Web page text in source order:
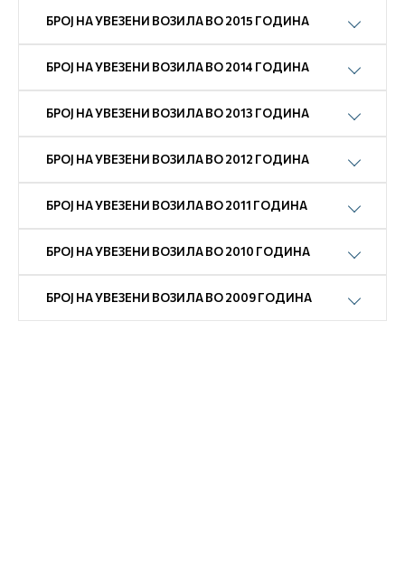
БРОЈ НА УВЕЗЕНИ ВОЗИЛА ВО 2015 ГОДИНА
БРОЈ НА УВЕЗЕНИ ВОЗИЛА ВО 2014 ГОДИНА
БРОЈ НА УВЕЗЕНИ ВОЗИЛА ВО 2013 ГОДИНА
БРОЈ НА УВЕЗЕНИ ВОЗИЛА ВО 2012 ГОДИНА
БРОЈ НА УВЕЗЕНИ ВОЗИЛА ВО 2011 ГОДИНА
БРОЈ НА УВЕЗЕНИ ВОЗИЛА ВО 2010 ГОДИНА
БРОЈ НА УВЕЗЕНИ ВОЗИЛА ВО 2009 ГОДИНА